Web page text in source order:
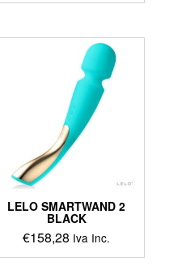
LELO SMARTWAND 2
BLACK
€158,28 Iva Inc.
This